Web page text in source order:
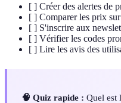
[ ] Créer des alertes de
[ ] Comparer les prix
[ ] S'inscrire aux
[ ] Vérifier les codes
[ ] Lire les avis des
🧠 Quiz rapide : Quel est